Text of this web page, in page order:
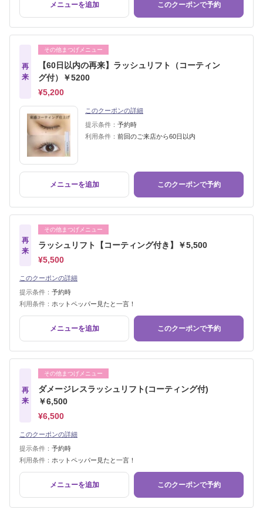
メニューを追加 このクーポンで予約
再
来
その他まつげメニュー
【60日以内の再来】ラッシュリフト（コーティン
グ付）￥5200
¥5,200
このクーポンの詳細
提示条件： 予約時
利用条件： 前回のご来店から60日以内
メニューを追加 このクーポンで予約
再
来
その他まつげメニュー
ラッシュリフト【コーティング付き】￥5,500
¥5,500
このクーポンの詳細
提示条件： 予約時
利用条件： ホットペッパー見たと一言！
メニューを追加 このクーポンで予約
再
来
その他まつげメニュー
ダメージレスラッシュリフト(コーティング付)
￥6,500
¥6,500
このクーポンの詳細
提示条件： 予約時
利用条件： ホットペッパー見たと一言！
メニューを追加 このクーポンで予約